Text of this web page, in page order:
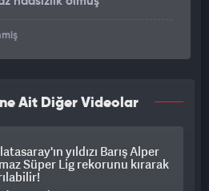
Ait Diğer Videolar
yıldızı Barış Alper
Süper Lig rekorunu kırarak